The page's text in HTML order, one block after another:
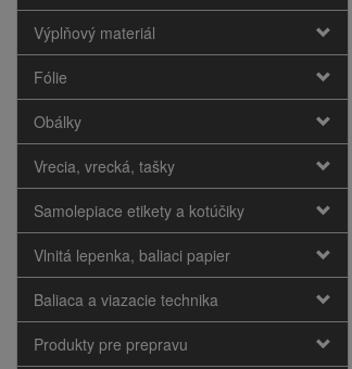
Výplňový materiál
Fólie
Obálky
Vrecia, vrecká, tašky
Samolepiace etikety a kotúčiky
Vlnitá lepenka, baliaci papier
Baliaca a viazacie technika
Produkty pre prepravu